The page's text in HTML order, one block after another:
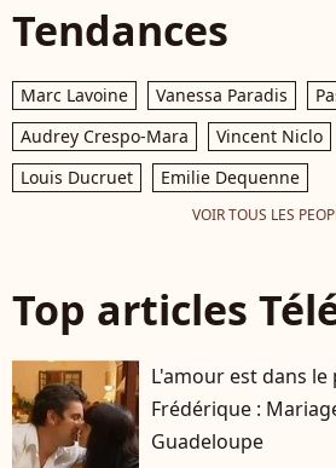
Tendances
Marc Lavoine Vanessa Paradis
Audrey Crespo-Mara
Vincent Niclo
Louis Ducruet
Emilie Dequenne
VOIR TOUS LES
Top articles
L'amour est dans le
Frédérique :
Guadeloupe